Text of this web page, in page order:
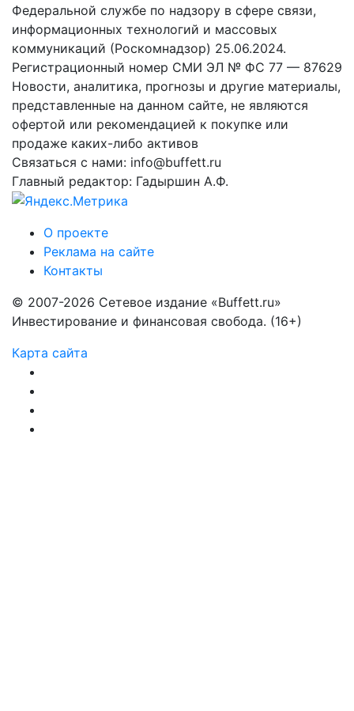
Федеральной службе по надзору в сфере связи,
информационных технологий и массовых
коммуникаций (Роскомнадзор) 25.06.2024.
Регистрационный номер СМИ ЭЛ № ФС 77 — 87629
Новости, аналитика, прогнозы и другие материалы,
представленные на данном сайте, не являются
офертой или рекомендацией к покупке или
продаже каких-либо активов
Связаться с нами: info@buffett.ru
Главный редактор: Гадыршин А.Ф.
О проекте
Реклама на сайте
Контакты
© 2007-2026 Сетевое издание «Buffett.ru»
Инвестирование и финансовая свобода. (16+)
Карта сайта